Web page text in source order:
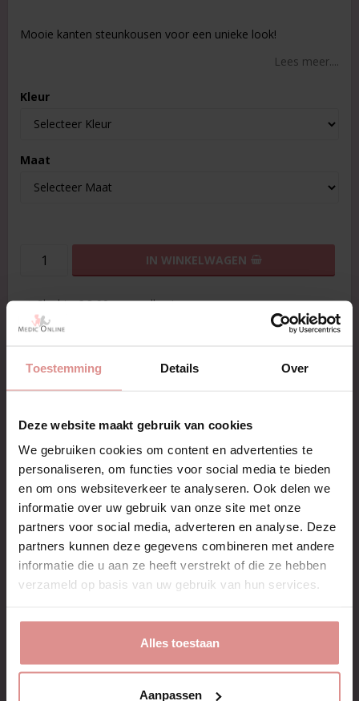
Toestemming Details Over
Deze website maakt gebruik van cookies
We gebruiken cookies om content en advertenties te
personaliseren, om functies voor social media te bieden
en om ons websiteverkeer te analyseren. Ook delen we
informatie over uw gebruik van onze site met onze
partners voor social media, adverteren en analyse. Deze
partners kunnen deze gegevens combineren met andere
informatie die u aan ze heeft verstrekt of die ze hebben
verzameld op basis van uw gebruik van hun services.
Alles toestaan
Aanpassen
Mooie kanten steunkousen voor een unieke look!
Lees meer....
Kleur
Maat
IN WINKELWAGEN
Slechts € 3,99 verzendkosten
4-8 werkdagen levertijd
30 dagen ruiltermijn
Compressie
Lichte compressie
Beschrijving
Artikelnr.: 052470
Mooie steunkousen in 70 denier, van kant. Een sensationeel
te geven.
Dankzij de zeer lichte compressie zijn de kousen geschikt
voor als u normaal geen problemen heeft met de
bloedcirculatie. Zo ontdekt u alleen maar de voordelen van
steunkousen als uw benen aan het eind van de dag minder